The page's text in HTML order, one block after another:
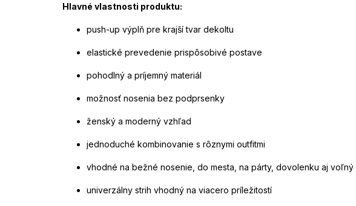
Hlavné vlastnosti produktu:
push-up výplň pre krajší tvar dekoltu
elastické prevedenie prispôsobivé postave
pohodlný a príjemný materiál
možnosť nosenia bez podprsenky
ženský a moderný vzhľad
jednoduché kombinovanie s rôznymi outfitmi
vhodné na bežné nosenie, do mesta, na párty, dovolenku aj voľný
univerzálny strih vhodný na viacero príležitostí